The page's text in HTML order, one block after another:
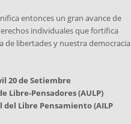
entonces un gran avance de
individuales que fortifica
de libertades y nuestra democracia
20 de Setiembre
Libre-Pensadores (AULP)
Libre Pensamiento (AILP